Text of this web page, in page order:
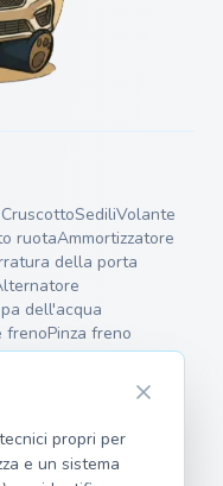
CruscottoSediliVolante
ruotaAmmortizzatore
della porta
dell'acqua
frenoPinza freno
intermedio
propri per
e un sistema